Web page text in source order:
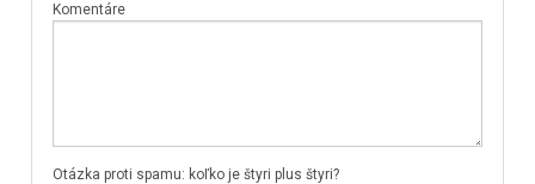
Komentáre
Otázka proti spamu: koľko je štyri plus štyri?